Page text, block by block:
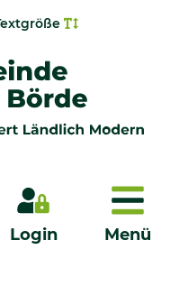
Login Menü
Menü